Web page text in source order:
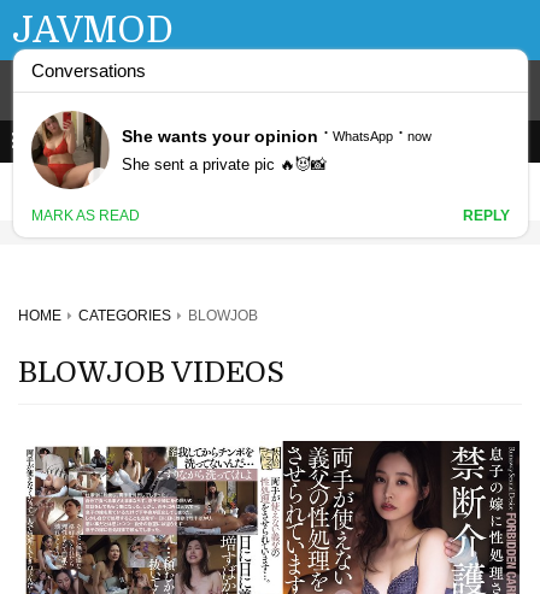
JAVMOD
HOME CATEGORIES BLOWJOB
BLOWJOB VIDEOS